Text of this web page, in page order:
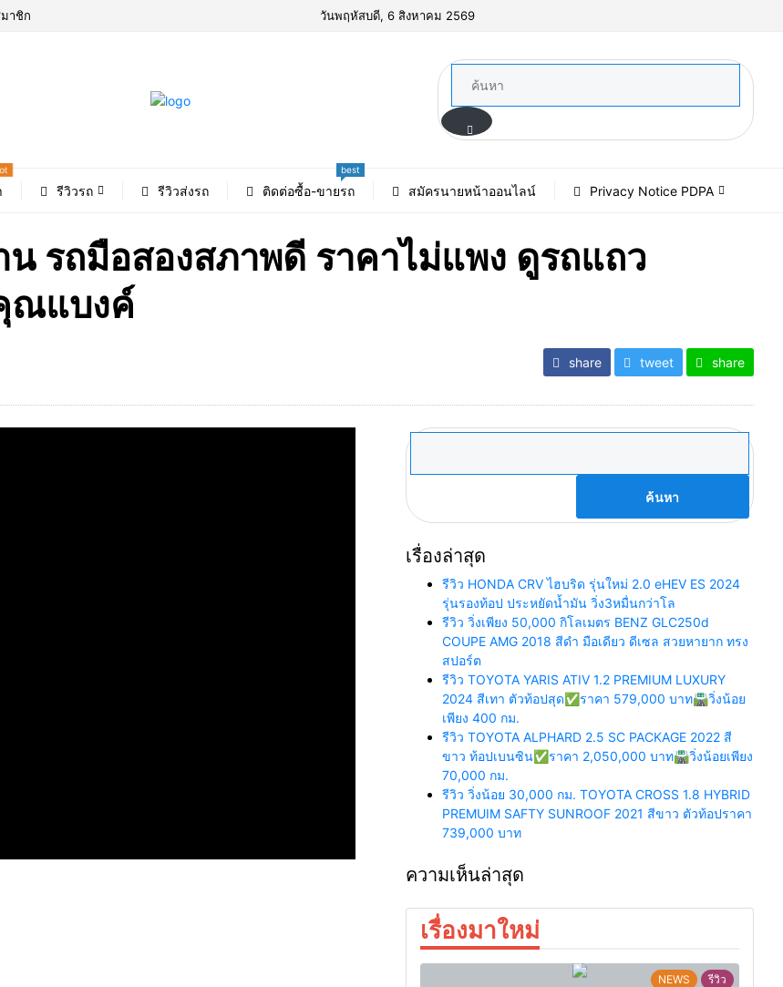
าชิก วันพฤหัสบดี, 6 สิงหาคม 2569
รีวิวรถ รีวิวส่งรถ ติดต่อซื้อ-ขายรถ
best
สมัครนายหน้าออนไลน์ Privacy Notice PDPA
รถมือสองสภาพดี ราคาไม่แพง ดูรถแถว
ณแบงค์
share tweet share
ค้นหา
เรื่องล่าสุด
รีวิว HONDA CRV ไฮบริด รุ่นใหม่ 2.0 eHEV ES 2024
รุ่นรองท้อป ประหยัดน้ำมัน วิ่ง3หมื่นกว่าโล
รีวิว วิ่งเพียง 50,000 กิโลเมตร BENZ GLC250d
COUPE AMG 2018 สีดำ มือเดียว ดีเซล สวยหายาก ทรง
สปอร์ต
รีวิว TOYOTA YARIS ATIV 1.2 PREMIUM LUXURY
2024 สีเทา ตัวท้อปสุด✅ราคา 579,000 บาท🛣️วิ่งน้อย
เพียง 400 กม.
รีวิว TOYOTA ALPHARD 2.5 SC PACKAGE 2022 สี
ขาว ท้อปเบนซิน✅ราคา 2,050,000 บาท🛣️วิ่งน้อยเพียง
70,000 กม.
รีวิว วิ่งน้อย 30,000 กม. TOYOTA CROSS 1.8 HYBRID
PREMUIM SAFTY SUNROOF 2021 สีขาว ตัวท้อปราคา
739,000 บาท
ความเห็นล่าสุด
เรื่องมาใหม่
NEWS รีวิว